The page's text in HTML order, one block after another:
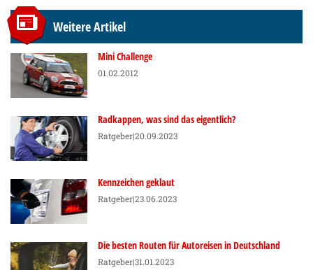
Weitere Artikel
Mini Challenge
01.02.2012
Radkappen, was sind das eigentlich?
Ratgeber|20.09.2023
Kennzeichen geklaut
Ratgeber|23.06.2023
Die besten Routen für Autoreisen in Deutschland
Ratgeber|31.01.2023